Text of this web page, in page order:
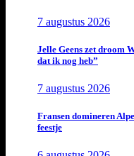
7 augustus 2026
Jelle Geens zet droom
dat ik nog heb”
7 augustus 2026
Fransen domineren
feestje